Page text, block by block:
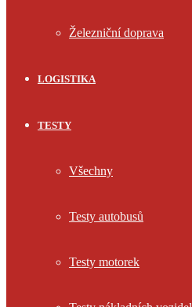
Železniční doprava
LOGISTIKA
TESTY
Všechny
Testy autobusů
Testy motorek